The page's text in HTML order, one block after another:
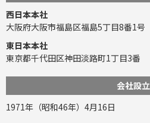
西日本本社
大阪府大阪市福島区福島5丁目8番1号
東日本本社
東京都千代田区神田淡路町1丁目3番
会社設立
1971年（昭和46年）4月16日